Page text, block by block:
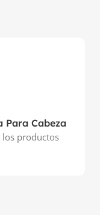
Para Cabeza
los productos